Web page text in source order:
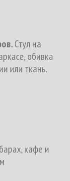
Стул на
обивка
или ткань.
кафе и